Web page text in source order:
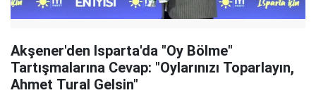
Akşener'den Isparta'da "Oy Bölme"
Tartışmalarına Cevap: "Oylarınızı Toparlayın,
Ahmet Tural Gelsin"